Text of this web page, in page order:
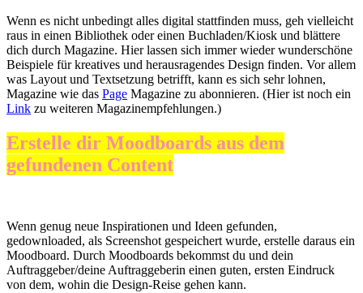
Wenn es nicht unbedingt alles digital stattfinden muss, geh vielleicht
raus in einen Bibliothek oder einen Buchladen/Kiosk und blättere
dich durch Magazine. Hier lassen sich immer wieder wunderschöne
Beispiele für kreatives und herausragendes Design finden. Vor allem
was Layout und Textsetzung betrifft, kann es sich sehr lohnen,
Magazine wie das Page Magazine zu abonnieren. (Hier ist noch ein
Link zu weiteren Magazinempfehlungen.)
Erstelle dir Moodboards aus dem
gefundenen Content
Wenn genug neue Inspirationen und Ideen gefunden,
gedownloaded, als Screenshot gespeichert wurde, erstelle daraus ein
Moodboard. Durch Moodboards bekommst du und dein
Auftraggeber/deine Auftraggeberin einen guten, ersten Eindruck
von dem, wohin die Design-Reise gehen kann.